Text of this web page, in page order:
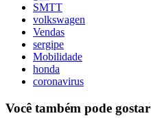
SMTT
volkswagen
Vendas
sergipe
Mobilidade
honda
coronavirus
Você também pode gostar